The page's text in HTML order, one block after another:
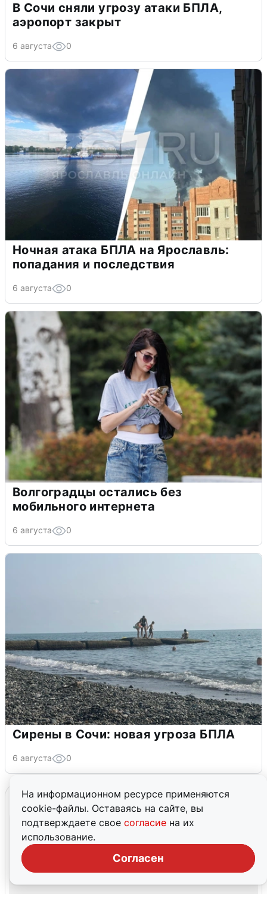
На информационном ресурсе применяются
cookie-файлы. Оставаясь на сайте, вы
подтверждаете свое согласие на их
использование.
Согласен
В Сочи сняли угрозу атаки БПЛА,
аэропорт закрыт
6 августа 0
Ночная атака БПЛА на Ярославль:
попадания и последствия
6 августа 0
Волгоградцы остались без
мобильного интернета
6 августа 0
Сирены в Сочи: новая угроза БПЛА
6 августа 0